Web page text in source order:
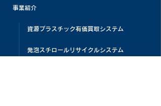
事業紹介
資源プラスチック有価買取システム
発泡スチロールリサイクルシステム